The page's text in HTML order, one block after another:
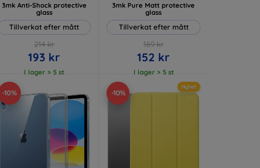
3mk Anti-Shock protective
glass
Tillverkat efter mått
214 kr
193 kr
I lager > 5 st
3mk Pure Matt protective
glass
Tillverkat efter mått
169 kr
152 kr
I lager > 5 st
-10% -10%
Nyhet